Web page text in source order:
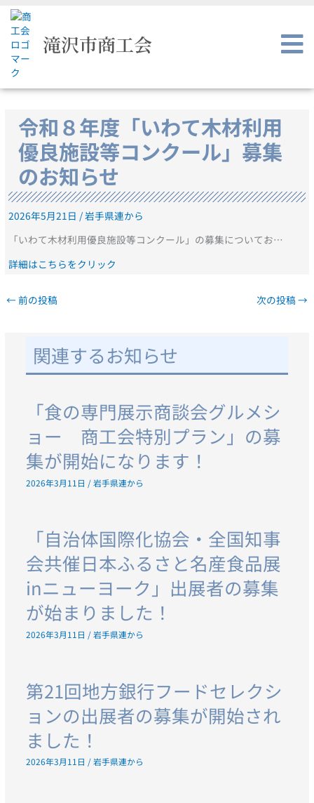
プ
滝沢市商工会
令和８年度「いわて木材利用
優良施設等コンクール」募集
のお知らせ
2026年5月21日 /岩手県連から
「いわて木材利用優良施設等コンクール」の募集についてお…
詳細はこちらをクリック
← 前の投稿 次の投稿 →
関連するお知らせ
「食の専門展示商談会グルメシ
ョー 商工会特別プラン」の募
集が開始になります！
2026年3月11日 /岩手県連から
「自治体国際化協会・全国知事
会共催日本ふるさと名産食品展
inニューヨーク」出展者の募集
が始まりました！
2026年3月11日 /岩手県連から
第21回地方銀行フードセレクシ
ョンの出展者の募集が開始され
ました！
2026年3月11日 /岩手県連から